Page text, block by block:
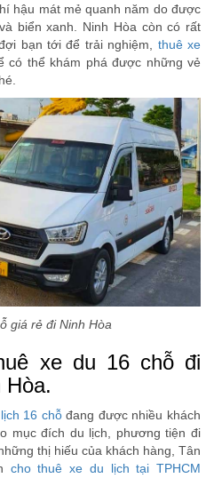
hậu mát mẻ quanh năm do được
biển xanh. Ninh Hòa còn có rất
bạn tới để trải nghiệm, thuê xe
có thể khám phá được những vẻ
giá rẻ đi Ninh Hòa
xe du 16 chỗ đi
Hòa.
16 chỗđang được nhiều khách
mục đích du lịch, phương tiện đi
thị hiếu của khách hàng, Tân
cho thuê xe du lịch tại TPHCM